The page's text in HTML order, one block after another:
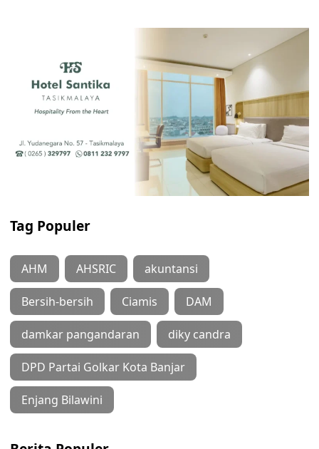
Tag Populer
AHM AHSRIC akuntansi
Bersih-bersih Ciamis DAM
damkar pangandaran diky candra
DPD Partai Golkar Kota Banjar
Enjang Bilawini